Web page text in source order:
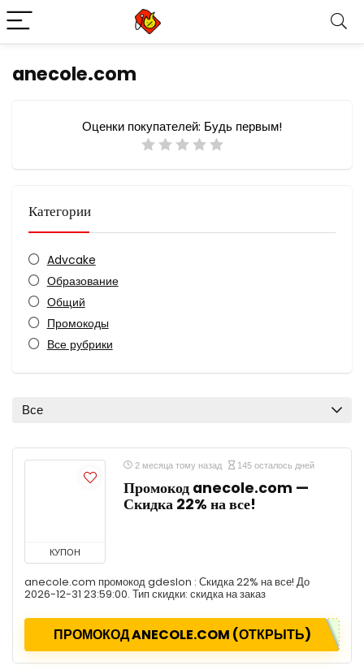
anecole.com
Оценки покупателей: Будь первым!
Категории
Advcake
Образование
Общий
Промокоды
Все рубрики
Все
КУПОН
2 месяца тому назад 145 осталось дней
Промокод anecole.com —
Скидка 22% на все!
anecole.com промокод gdeslon : Скидка 22% на все! До
2026-12-31 23:59:00. Тип скидки: скидка на заказ
ПРОМОКОД ANECOLE.COM (ОТКРЫТЬ)